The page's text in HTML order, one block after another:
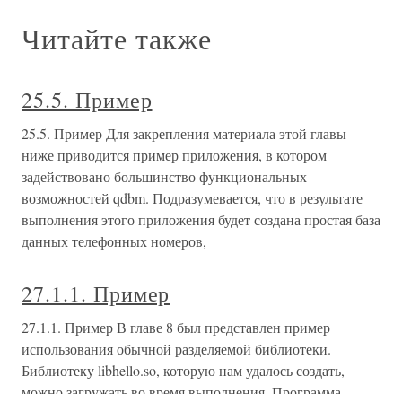
Читайте также
25.5. Пример
25.5. Пример Для закрепления материала этой главы
ниже приводится пример приложения, в котором
задействовано большинство функциональных
возможностей qdbm. Подразумевается, что в результате
выполнения этого приложения будет создана простая база
данных телефонных номеров,
27.1.1. Пример
27.1.1. Пример В главе 8 был представлен пример
использования обычной разделяемой библиотеки.
Библиотеку libhello.so, которую нам удалось создать,